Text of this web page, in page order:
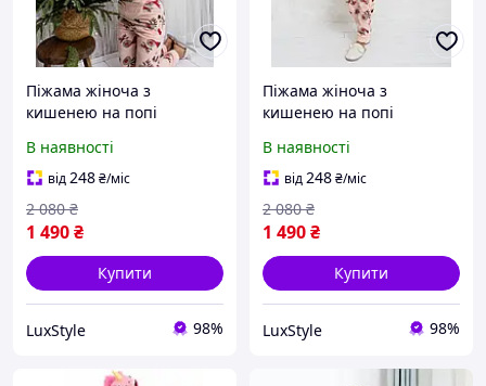
Піжама жіноча з
кишенею на попі
оленями рожева kigu
В наявності
від248₴/міс
1 490₴
2 080 ₴
Купити
LuxStyle 98%
Піжама жіноча з
кишенею на попі
оленями рожева kigu
В наявності
від248₴/міс
1 490₴
2 080 ₴
Купити
LuxStyle 98%